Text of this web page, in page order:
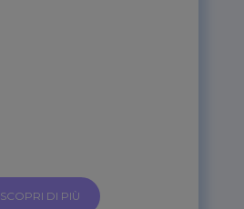
SCOPRI DI PIÙ